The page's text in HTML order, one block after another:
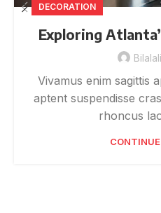
DECORATION
Exploring
Vivamus enim sagittis
aptent suspendisse
rhoncus